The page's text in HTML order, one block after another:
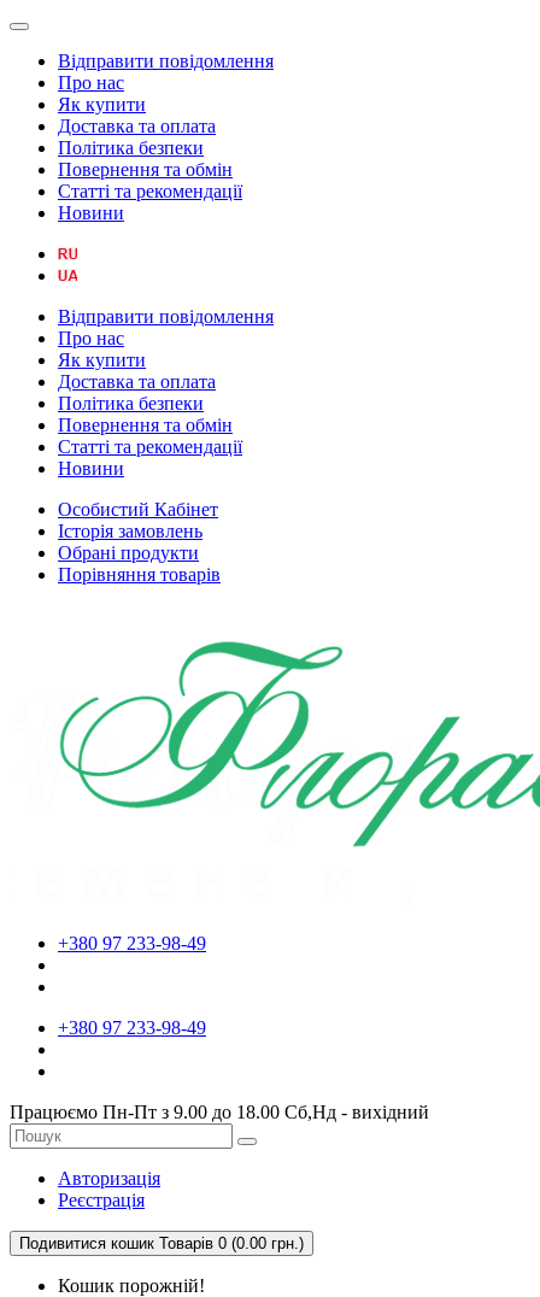
Відправити повідомлення
Про нас
Як купити
Доставка та оплата
Політика безпеки
Повернення та обмін
Статті та рекомендації
Новини
Відправити повідомлення
Про нас
Як купити
Доставка та оплата
Політика безпеки
Повернення та обмін
Статті та рекомендації
Новини
Особистий Кабінет
Історія замовлень
Обрані продукти
Порівняння товарів
+380 97 233-98-49
+380 97 233-98-49
Працюємо Пн-Пт з 9.00 до 18.00 Сб,Нд - вихідний
Авторизація
Реєстрація
Подивитися кошик Товарів 0 (0.00 грн.)
Кошик порожній!